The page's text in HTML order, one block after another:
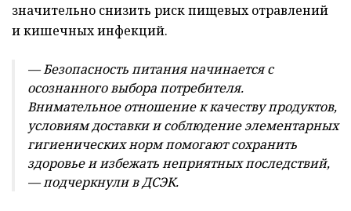
значительно снизить риск пищевых отравлений
и кишечных инфекций.
— Безопасность питания начинается с
осознанного выбора потребителя.
Внимательное отношение к качеству продуктов,
условиям доставки и соблюдение элементарных
гигиенических норм помогают сохранить
здоровье и избежать неприятных последствий,
— подчеркнули в ДСЭК.